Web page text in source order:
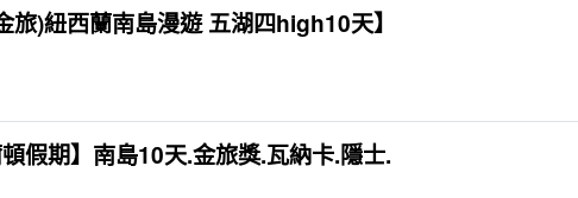
旅)紐西蘭南島漫遊 五湖四high10天】
頓假期】南島10天.金旅獎.瓦納卡.隱士.